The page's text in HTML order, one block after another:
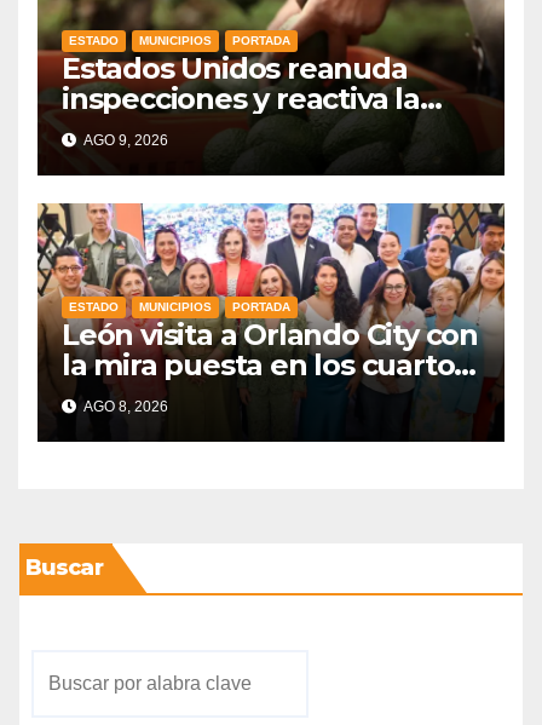
ESTADO MUNICIPIOS PORTADA
Estados Unidos reanuda
inspecciones y reactiva la
exportación de aguacate
mexicano
AGO 9, 2026
ESTADO MUNICIPIOS PORTADA
León visita a Orlando City con
la mira puesta en los cuartos
de final
AGO 8, 2026
Buscar